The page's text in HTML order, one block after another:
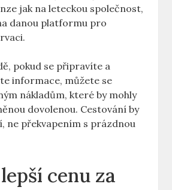
jak na leteckou společnost,
danou platformu pro
pokud se připravíte a
informace, můžete se
nákladům, které by mohly
dovolenou. Cestování by
ne překvapením s prázdnou
cenu za